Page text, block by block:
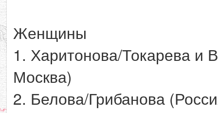
Женщины
1. Харитонова/Токарева и
Москва)
2. Белова/Грибанова